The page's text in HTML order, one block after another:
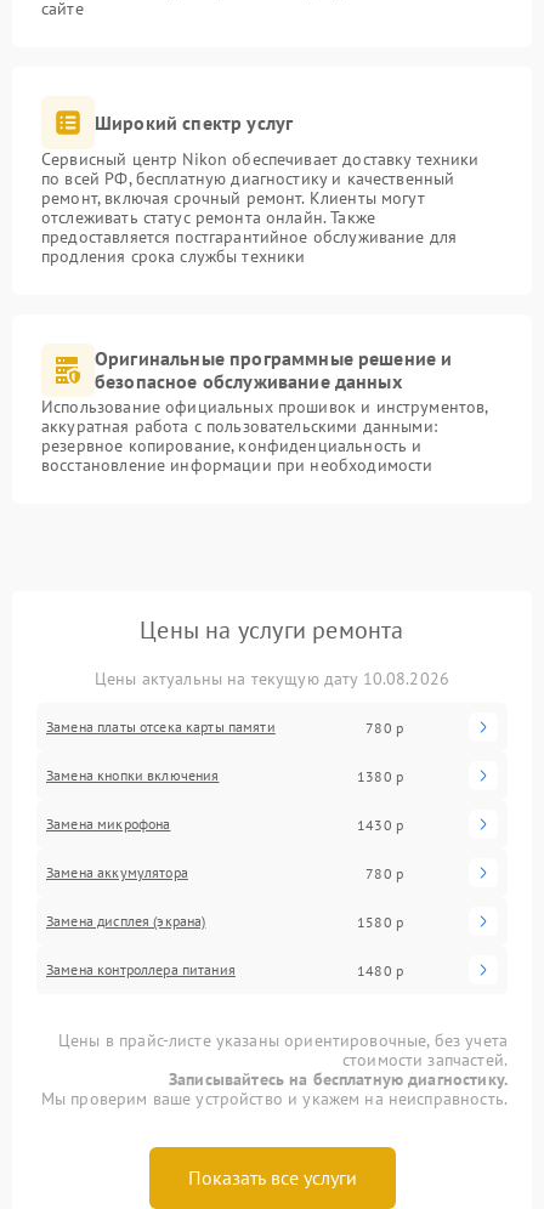
сайте
Широкий спектр услуг
Сервисный центр Nikon обеспечивает доставку техники
по всей РФ, бесплатную диагностику и качественный
ремонт, включая срочный ремонт. Клиенты могут
отслеживать статус ремонта онлайн. Также
предоставляется постгарантийное обслуживание для
продления срока службы техники
Оригинальные программные решение и
безопасное обслуживание данных
Использование официальных прошивок и инструментов,
аккуратная работа с пользовательскими данными:
резервное копирование, конфиденциальность и
восстановление информации при необходимости
Цены на услуги ремонта
Цены актуальны на текущую дату 10.08.2026
Замена платы отсека карты памяти 780 р
Замена кнопки включения 1380 р
Замена микрофона 1430 р
Замена аккумулятора 780 р
Замена дисплея (экрана) 1580 р
Замена контроллера питания 1480 р
Цены в прайс-листе указаны ориентировочные, без учета
стоимости запчастей.
Записывайтесь на бесплатную диагностику.
Мы проверим ваше устройство и укажем на неисправность.
Показать все услуги